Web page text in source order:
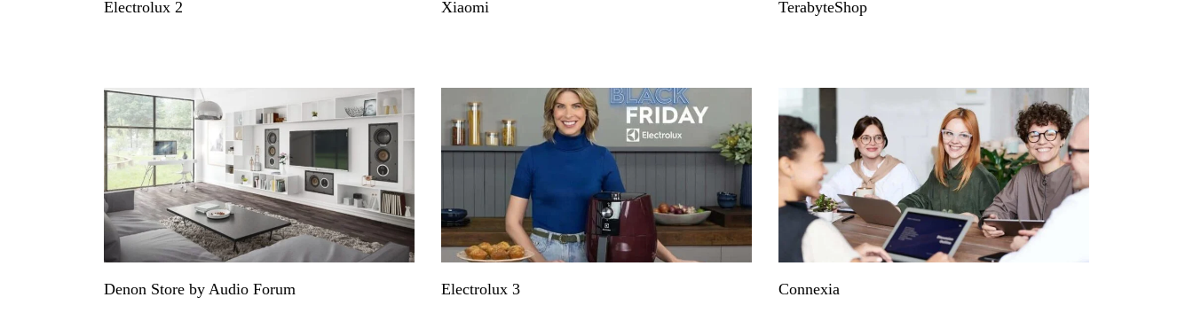
Electrolux 2 Xiaomi TerabyteShop
Denon Store by Audio Forum Electrolux 3 Connexia